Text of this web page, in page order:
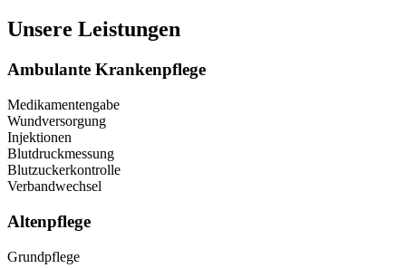
Unsere Leistungen
Ambulante Krankenpflege
Medikamentengabe
Wundversorgung
Injektionen
Blutdruckmessung
Blutzuckerkontrolle
Verbandwechsel
Altenpflege
Grundpflege